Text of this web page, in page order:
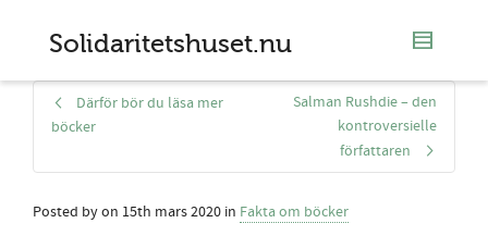
Solidaritetshuset.nu
Därför bör du läsa mer
böcker
Salman Rushdie – den
kontroversielle
författaren
Posted byon 15th mars 2020 in Fakta om böcker